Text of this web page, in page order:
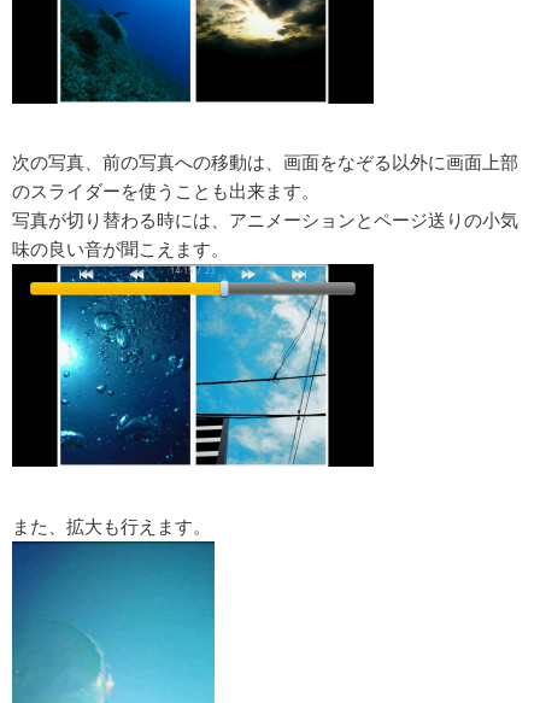
次の写真、前の写真への移動は、画面をなぞる以外に画面上部
のスライダーを使うことも出来ます。
写真が切り替わる時には、アニメーションとページ送りの小気
味の良い音が聞こえます。
また、拡大も行えます。